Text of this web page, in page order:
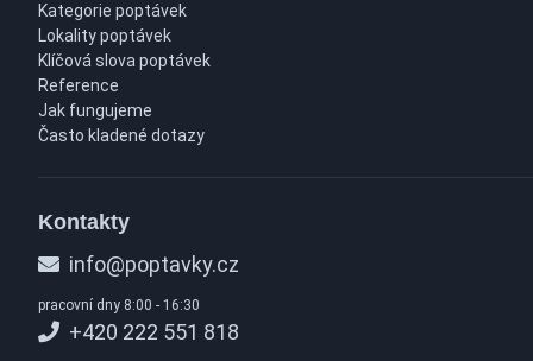
Kategorie poptávek
Lokality poptávek
Klíčová slova poptávek
Reference
Jak fungujeme
Často kladené dotazy
Kontakty
info@poptavky.cz
pracovní dny 8:00 - 16:30
+420 222 551 818